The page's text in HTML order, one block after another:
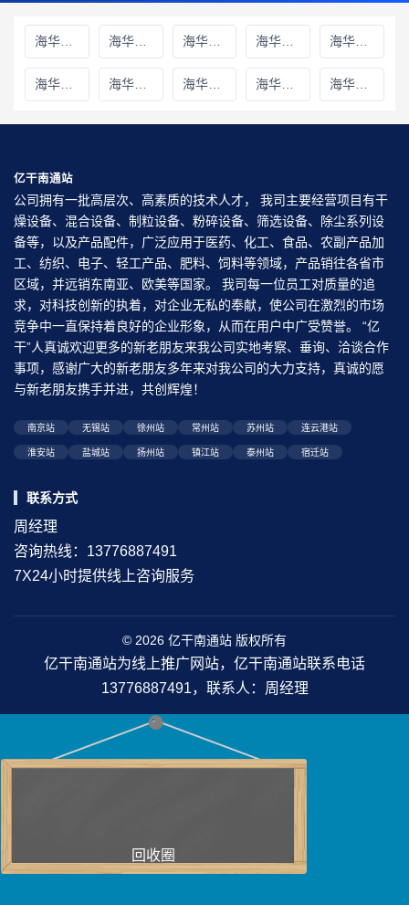
海华财务雅安线上分站 海华财务绵阳线上分站 海华财务甘孜藏族自治州线上分站 海华财务巴中线上分站 海华财务阿坝藏族羌族自治州线上分站
海华财务成都线上分站 海华财务遂宁线上分站 海华财务广元线上分站 海华财务广安线上分站 海华财务德阳线上分站
亿干南通站
公司拥有一批高层次、高素质的技术人才， 我司主要经营项目有干
燥设备、混合设备、制粒设备、粉碎设备、筛选设备、除尘系列设
备等，以及产品配件，广泛应用于医药、化工、食品、农副产品加
工、纺织、电子、轻工产品、肥料、饲料等领域，产品销往各省市
区域，并远销东南亚、欧美等国家。 我司每一位员工对质量的追
求，对科技创新的执着，对企业无私的奉献，使公司在激烈的市场
竞争中一直保持着良好的企业形象，从而在用户中广受赞誉。 “亿
干”人真诚欢迎更多的新老朋友来我公司实地考察、垂询、洽谈合作
事项，感谢广大的新老朋友多年来对我公司的大力支持，真诚的愿
与新老朋友携手并进，共创辉煌！
南京站 无锡站 徐州站 常州站 苏州站 连云港站
淮安站 盐城站 扬州站 镇江站 泰州站 宿迁站
联系方式
周经理
咨询热线：13776887491
7X24小时提供线上咨询服务
© 2026 亿干南通站 版权所有
亿干南通站为线上推广网站，亿干南通站联系电话
13776887491，联系人：周经理
回收圈